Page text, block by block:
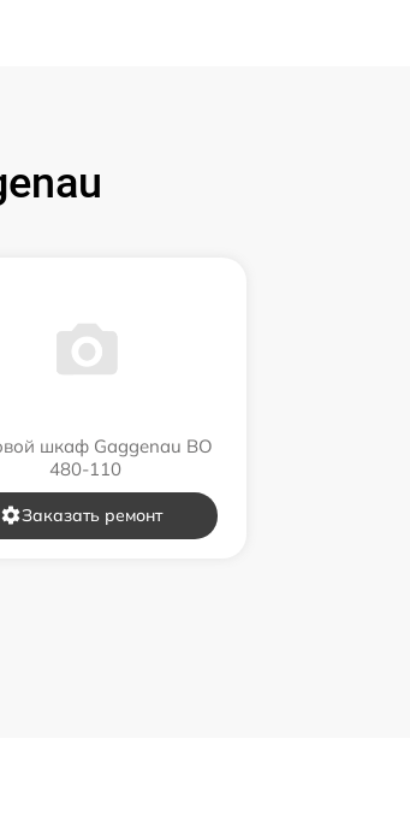
шкаф Gaggenau BO
480-110
Заказать ремонт